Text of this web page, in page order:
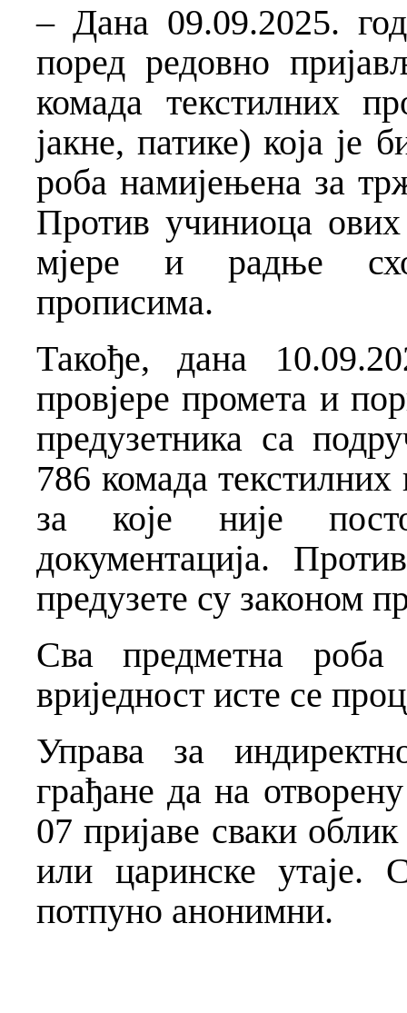
– Дана 09.09.2025.
поред редовно
комада текстилних
јакне, патике) која је
роба намијењена за
Против учиниоца ових
мјере и радње
прописима.
Такође, дана
провјере промета и
предузетника са
786 комада
за које није
документација.
предузете су законом
Сва предметна роба
вриједност исте се
Управа за
грађане да на
07 пријаве сваки
или царинске утаје.
потпуно анонимни.